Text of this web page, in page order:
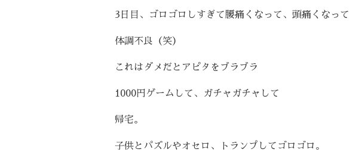
3 日目、ゴロゴロしすぎて腰痛くなって、頭痛くなって
体調不良（笑）
これはダメだとアピタをブラブラ
1000円ゲームして、ガチャガチャして
帰宅。
子供とパズルやオセロ、トランプしてゴロゴロ。